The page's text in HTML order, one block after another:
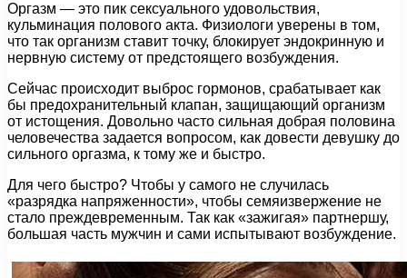
Оргазм — это пик сексуального удовольствия,
кульминация полового акта. Физиологи уверены в том,
что так организм ставит точку, блокирует эндокринную и
нервную систему от предстоящего возбуждения.
Сейчас происходит выброс гормонов, срабатывает как
бы предохранительный клапан, защищающий организм
от истощения. Довольно часто сильная добрая половина
человечества задается вопросом, как довести девушку до
сильного оргазма, к тому же и быстро.
Для чего быстро? Чтобы у самого не случилась
«разрядка напряженности», чтобы семяизвержение не
стало преждевременным. Так как «зажигая» партнершу,
большая часть мужчин и сами испытывают возбуждение.